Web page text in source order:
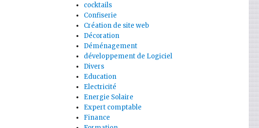
cocktails
Confiserie
Création de site web
Décoration
Déménagement
développement de Logiciel
Divers
Education
Electricité
Energie Solaire
Expert comptable
Finance